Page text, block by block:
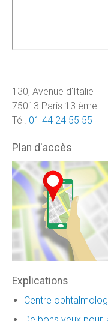
130, Avenue d'Italie
75013 Paris 13 ème
Tél. 01 44 24 55 55
Plan d'accès
Explications
Centre